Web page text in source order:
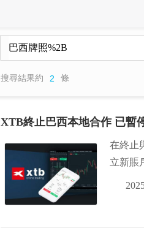
搜尋結果約 2 條
XTB終止巴西本地合作 已暫
在終止
立新賬